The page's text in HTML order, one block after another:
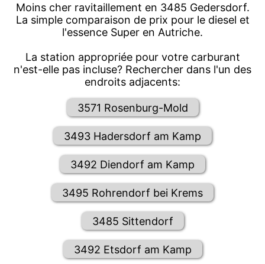
Moins cher ravitaillement en 3485 Gedersdorf.
La simple comparaison de prix pour le diesel et
l'essence Super en Autriche.
La station appropriée pour votre carburant
n'est-elle pas incluse? Rechercher dans l'un des
endroits adjacents:
3571 Rosenburg-Mold
3493 Hadersdorf am Kamp
3492 Diendorf am Kamp
3495 Rohrendorf bei Krems
3485 Sittendorf
3492 Etsdorf am Kamp